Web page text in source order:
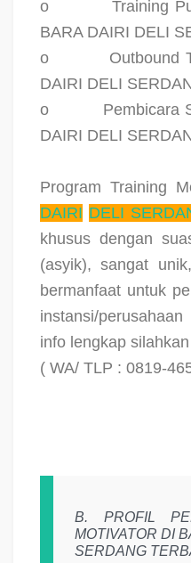
o
Training
BARA DAIRI DELI
o
Outbound
DAIRI DELI
o
Pembicara
DAIRI DELI
Program Training
DAIRI DELI
khusus dengan
(asyik), sangat
bermanfaat untuk
instansi/
info lengkap silahkan
( WA/ TLP : 0819-
B. PROFIL
MOTIVATOR DI
SERDANG